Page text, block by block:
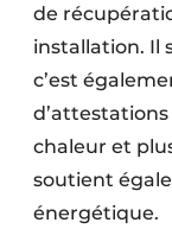
de
installation. Il
c’est
chaleur et
soutient
énergétique.